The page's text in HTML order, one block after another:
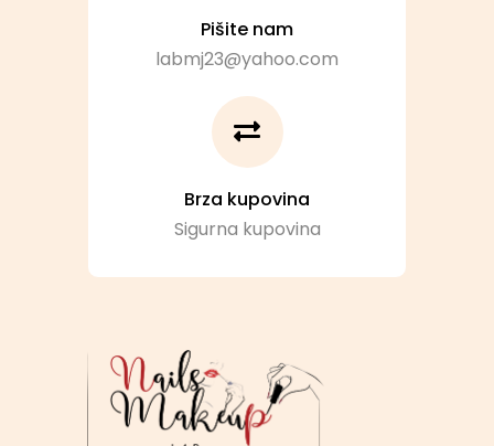
Pišite nam
labmj23@yahoo.com
Brza kupovina
Sigurna kupovina